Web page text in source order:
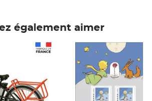
également aimer
Prix 7,50€